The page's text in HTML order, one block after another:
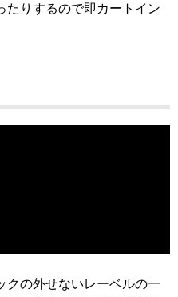
たりするので即カートイン
クの外せないレーベルの一